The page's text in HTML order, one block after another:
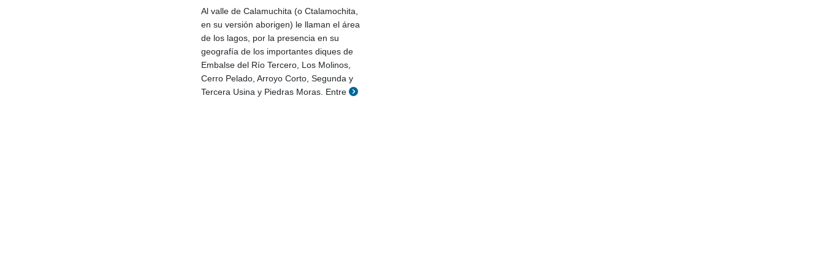
Al valle de Calamuchita (o Ctalamochita,
en su versión aborigen) le llaman el área
de los lagos, por la presencia en su
geografía de los importantes diques de
Embalse del Río Tercero, Los Molinos,
Cerro Pelado, Arroyo Corto, Segunda y
Tercera Usina y Piedras Moras. Entre